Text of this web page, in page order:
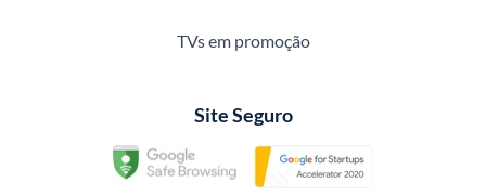
TVs em promoção
Site Seguro